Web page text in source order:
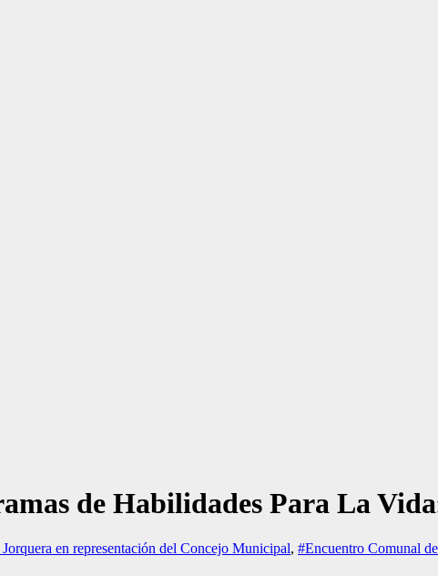
de Habilidades Para La
en representación del Concejo Municipal, #Encuentro Comunal